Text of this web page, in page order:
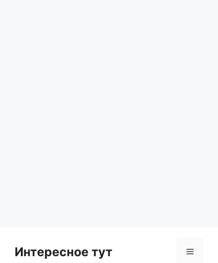
Интересное тут Menu